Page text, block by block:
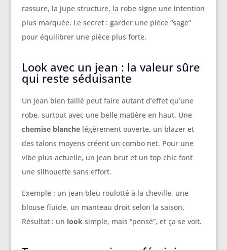
rassure, la jupe structure, la robe signe une intention
plus marquée. Le secret : garder une pièce “sage”
pour équilibrer une pièce plus forte.
Look avec un jean : la valeur sûre
qui reste séduisante
Un jean bien taillé peut faire autant d’effet qu’une
robe, surtout avec une belle matière en haut. Une
chemise blanchelégèrement ouverte, un blazer et
des talons moyens créent un combo net. Pour une
vibe plus actuelle, un jean brut et un top chic font
une silhouette sans effort.
Exemple : un jean bleu roulotté à la cheville, une
blouse fluide, un manteau droit selon la saison.
Résultat : un looksimple, mais “pensé”, et ça se voit.